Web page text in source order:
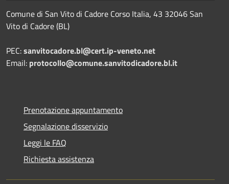
Comune di San Vito di Cadore Corso Italia, 43 32046 San
Vito di Cadore (BL)
PEC:sanvitocadore.bl@cert.ip-veneto.net
Email: protocollo@comune.sanvitodicadore.bl.it
Prenotazione appuntamento
Segnalazione disservizio
Leggi le FAQ
Richiesta assistenza